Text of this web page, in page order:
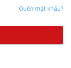
Quên mật khẩu?